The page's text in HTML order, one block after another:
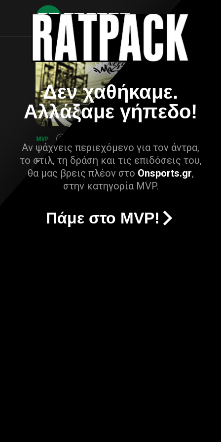
Δεν χαθήκαμε.
Αλλάξαμε γήπεδο!
Αν ψάχνεις περιεχόμενο για τον άντρα,
το στιλ, τη δράση και τις επιδόσεις του,
θα μας βρεις πλέον στο Onsports.gr,
στην κατηγορία MVP.
Πάμε στο MVP!